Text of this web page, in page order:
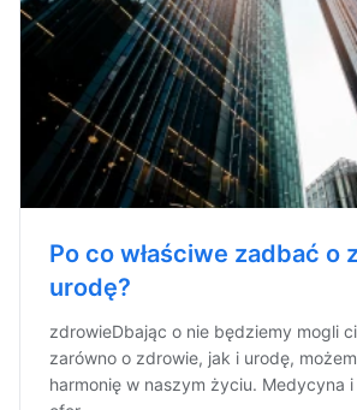
Po co właściwe zadbać o
urodę?
zdrowieDbając o nie będziemy mogli
zarówno o zdrowie, jak i urodę,
harmonię w naszym życiu. Medycyna